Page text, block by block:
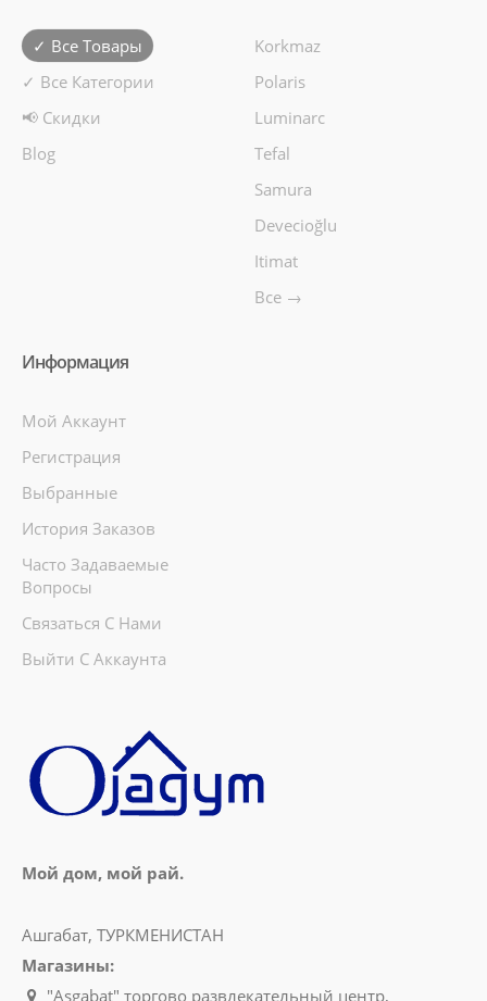
✓ Все Товары
✓ Все Категории
📢 Скидки
Blog
Korkmaz
Polaris
Luminarc
Tefal
Samura
Devecioğlu
Itimat
Все →
Информация
Мой Аккаунт
Регистрация
Выбранные
История Заказов
Часто Задаваемые
Вопросы
Связаться С Нами
Выйти С Аккаунта
Мой дом, мой рай.
Ашгабат, ТУРКМЕНИСТАН
Магазины:
"Aşgabat" торгово развлекательный центр,